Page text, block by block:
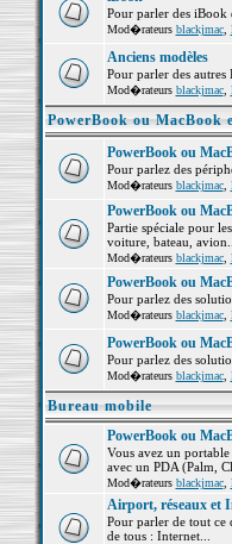
Pour parler des iBook
Mod�rateurs blackjmac,
Anciens modèles
Pour parler des
Mod�rateurs blackjmac,
PowerBook ou MacBook
PowerBook ou
Pour parlez des
Mod�rateurs blackjmac,
PowerBook ou
Partie spéciale pour
voiture, bateau,
Mod�rateurs blackjmac,
PowerBook ou
Pour parlez des
Mod�rateurs blackjmac,
PowerBook ou
Pour parlez des
Mod�rateurs blackjmac,
Bureau mobile
PowerBook ou
Vous avez un
avec un PDA (Palm,
Mod�rateurs blackjmac,
Airport, réseaux et
Pour parler de tout ce
de tous : Internet...